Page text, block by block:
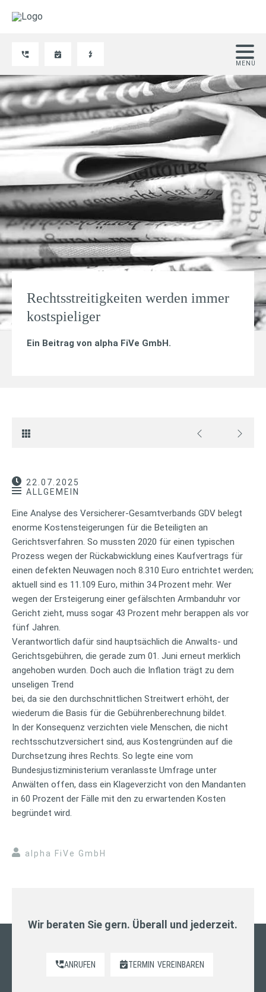
Rechtsstreitigkeiten werden immer
kostspieliger
Ein Beitrag von alpha FiVe GmbH.
22.07.2025
ALLGEMEIN
Eine Analyse des Versicherer-Gesamtverbands GDV belegt
enorme Kostensteigerungen für die Beteiligten an
Gerichtsverfahren. So mussten 2020 für einen typischen
Prozess wegen der Rückabwicklung eines Kaufvertrags für
einen defekten Neuwagen noch 8.310 Euro entrichtet werden;
aktuell sind es 11.109 Euro, mithin 34 Prozent mehr. Wer
wegen der Ersteigerung einer gefälschten Armbanduhr vor
Gericht zieht, muss sogar 43 Prozent mehr berappen als vor
fünf Jahren.
Verantwortlich dafür sind hauptsächlich die Anwalts- und
Gerichtsgebühren, die gerade zum 01. Juni erneut merklich
angehoben wurden. Doch auch die Inflation trägt zu dem
unseligen Trend
bei, da sie den durchschnittlichen Streitwert erhöht, der
wiederum die Basis für die Gebührenberechnung bildet.
In der Konsequenz verzichten viele Menschen, die nicht
rechtsschutzversichert sind, aus Kostengründen auf die
Durchsetzung ihres Rechts. So legte eine vom
Bundesjustizministerium veranlasste Umfrage unter
Anwälten offen, dass ein Klageverzicht von den Mandanten
in 60 Prozent der Fälle mit den zu erwartenden Kosten
begründet wird.
alpha FiVe GmbH
Wir beraten Sie gern. Überall und jederzeit.
ANRUFEN TERMIN VEREINBAREN